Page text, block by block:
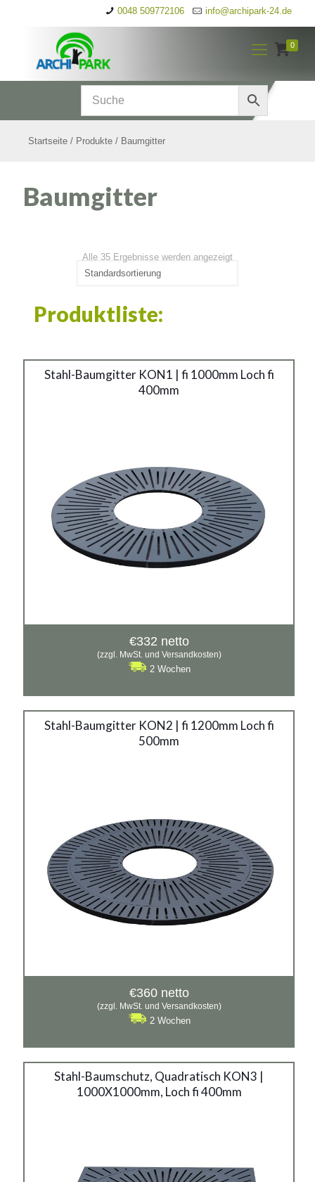
0048 509772106 info@archipark-24.de
0
Startseite / Produkte / Baumgitter
Baumgitter
Alle 35 Ergebnisse werden angezeigt
Produktliste:
Stahl-Baumgitter KON1 | fi 1000mm Loch fi
400mm
€332 netto
(zzgl. MwSt. und Versandkosten)
2 Wochen
Stahl-Baumgitter KON2 | fi 1200mm Loch fi
500mm
€360 netto
(zzgl. MwSt. und Versandkosten)
2 Wochen
Stahl-Baumschutz, Quadratisch KON3 |
1000X1000mm, Loch fi 400mm